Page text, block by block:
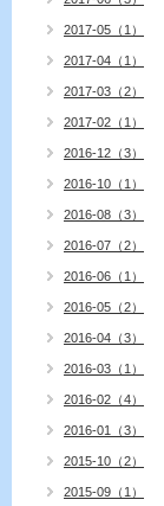
2017-05（1）
2017-04（1）
2017-03（2）
2017-02（1）
2016-12（3）
2016-10（1）
2016-08（3）
2016-07（2）
2016-06（1）
2016-05（2）
2016-04（3）
2016-03（1）
2016-02（4）
2016-01（3）
2015-10（2）
2015-09（1）